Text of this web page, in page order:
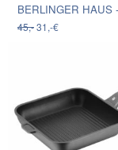
45,-31,-€